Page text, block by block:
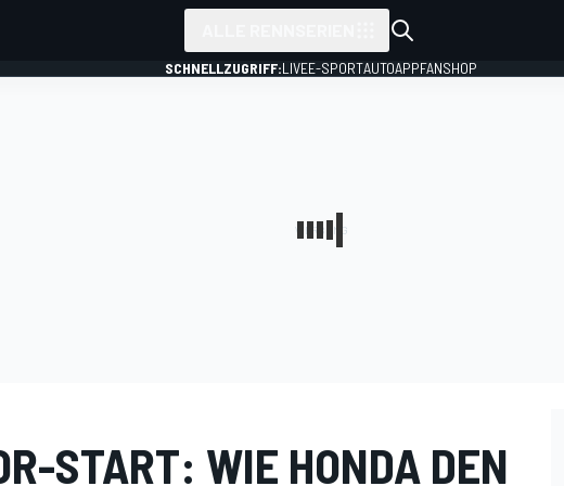
SCHNELLZUGRIFF:LIVEE-SPORTAUTOAPPFANSHOP
START: WIE HONDA DEN